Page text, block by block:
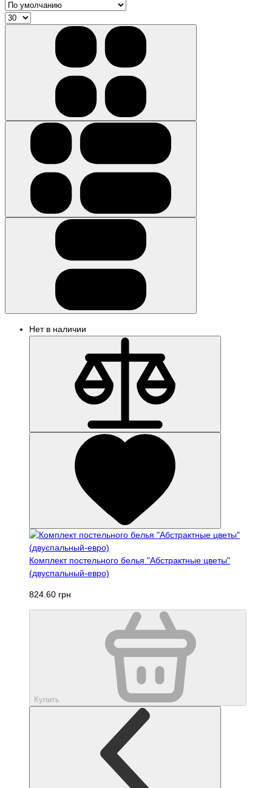
Нет в наличии
Комплект постельного белья "Абстрактные цветы"
(двуспальный-евро)
824.60 грн
Купить